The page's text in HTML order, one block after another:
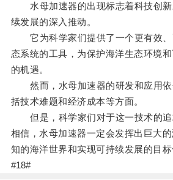
水母加速器的出现标志着科技创新
续发展的深入推动。
它为科学家们提供了一个更有效、
态系统的工具，为保护海洋生态环境
的机遇。
然而，水母加速器的研发和应用依
括技术难题和经济成本等方面。
但是，科学家们对于这一技术的追
相信，水母加速器一定会发挥出巨大
知的海洋世界和实现可持续发展的目标
#18#